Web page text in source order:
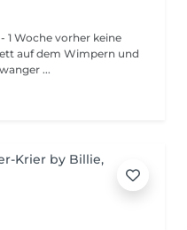
1 Woche vorher keine
auf dem Wimpern und
...